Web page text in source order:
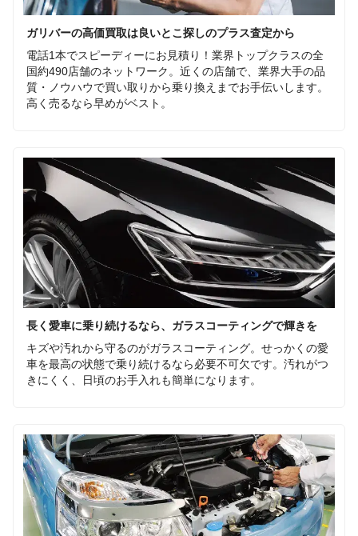
ガリバーの高価買取は良いとこ探しのプラス査定から
電話1本でスピーディーにお見積り！業界トップクラスの全
国約490店舗のネットワーク。近くの店舗で、業界大手の品
質・ノウハウで買い取りから乗り換えまでお手伝いします。
高く売るなら早めがベスト。
長く愛車に乗り続けるなら、ガラスコーティングで輝きを
キズや汚れから守るのがガラスコーティング。せっかくの愛
車を最高の状態で乗り続けるなら必要不可欠です。汚れがつ
きにくく、日頃のお手入れも簡単になります。